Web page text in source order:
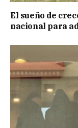
El sueño de
nacional para